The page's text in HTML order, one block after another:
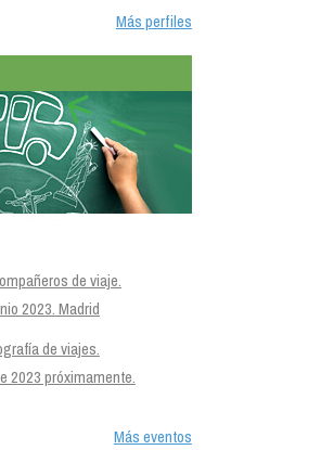
Más perfiles
de viaje.
2023. Madrid
de viajes.
2023 próximamente.
Más eventos